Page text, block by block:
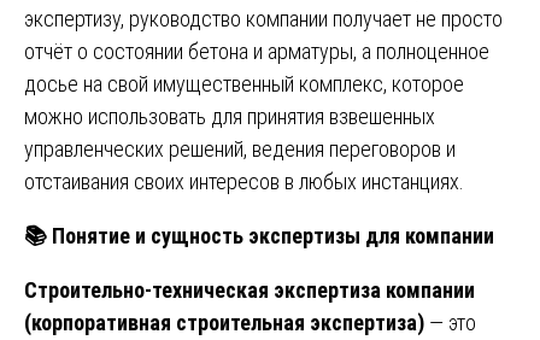
экспертизу, руководство компании получает не просто
отчёт о состоянии бетона и арматуры, а полноценное
досье на свой имущественный комплекс, которое
можно использовать для принятия взвешенных
управленческих решений, ведения переговоров и
отстаивания своих интересов в любых инстанциях.
📚 Понятие и сущность экспертизы для компании
Строительно-техническая экспертиза компании
(корпоративная строительная экспертиза) — это